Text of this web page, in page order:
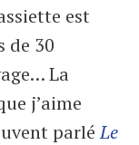
est
de 30
La
j’aime
parléLe